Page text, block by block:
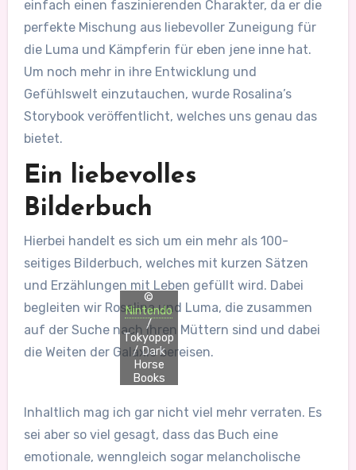
einfach einen faszinierenden Charakter, da er die
perfekte Mischung aus liebevoller Zuneigung für
die Luma und Kämpferin für eben jene inne hat.
Um noch mehr in ihre Entwicklung und
Gefühlswelt einzutauchen, wurde Rosalina’s
Storybook veröffentlicht, welches uns genau das
bietet.
Ein liebevolles
Bilderbuch
Hierbei handelt es sich um ein mehr als 100-
seitiges Bilderbuch, welches mit kurzen Sätzen
und Erzählungen mit Leben gefüllt wird. Dabei
begleiten wir Rosalina und Luma, die zusammen
auf der Suche nach ihren Müttern sind und dabei
die Weiten der Galaxie bereisen.
©
Nintendo
/
Tokyopop
/ Dark
Horse
Books
Inhaltlich mag ich gar nicht viel mehr verraten. Es
sei aber so viel gesagt, dass das Buch eine
emotionale, wenngleich sogar melancholische